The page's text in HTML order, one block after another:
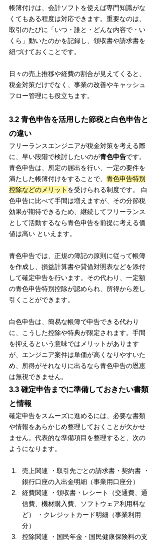
帳簿付けは、会計ソフトを使えば専門知識がな
くてもある程度は対応できます。重要なのは、
取引のたびに「いつ・誰と・どんな内容で・い
くら」動いたのかを記録し、領収書や請求書を
紐づけておくことです。
日々の売上推移や経費の割合が見えてくると、
税金対策だけでなく、事業の改善やキャッシュ
フロー管理にも役立ちます。
3.2 青色申告を活用した節税と白色申告と
の違い
フリーランスエンジニアが税金対策を考える際
に、早い段階で検討したいのが青色申告です。
青色申告は、所定の届出を行い、一定の要件を
満たした帳簿付けをすることで、 青色申告特別
控除などのメリット を受けられる制度です。 白
色申告に比べて手間は増えますが、その分節税
効果が期待できるため、継続してフリーランス
として活動するなら青色申告を前提に考える価
値は高い といえます。
青色申告では、正規の簿記の原則に従って帳簿
を作成し、損益計算書や貸借対照表などを添付
して確定申告を行います。その代わり、一定額
の青色申告特別控除が認められ、所得から差し
引くことができます。
白色申告は、簡易な帳簿で申告できる代わり
に、こうした控除や特典が限定されます。手間
を抑えるという意味ではメリットがあります
が、エンジニア案件は単価が高くなりやすいた
め、所得がそれなりに出るなら青色申告の恩恵
は無視できません。
3.3 確定申告までに準備しておきたい書類
と情報
確定申告をスムーズに進めるには、必要な書類
や情報をあらかじめ整理しておくことが欠かせ
ません。代表的な準備項目を整理すると、次の
ようになります。
売上関連 ・取引先ごとの請求書・契約書 ・
銀行口座の入出金明細（事業用口座分）
経費関連 ・領収書・レシート（交通費、通
信費、機材購入費、ソフトウェア利用料な
ど） ・クレジットカード明細（事業利用
分）
控除関連 ・国民年金・国民健康保険料の支